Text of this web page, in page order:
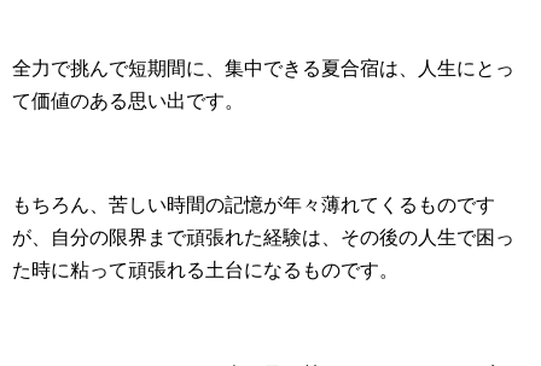
全力で挑んで短期間に、集中できる夏合宿は、人生にとっ
て価値のある思い出です。
もちろん、苦しい時間の記憶が年々薄れてくるものです
が、自分の限界まで頑張れた経験は、その後の人生で困っ
た時に粘って頑張れる土台になるものです。